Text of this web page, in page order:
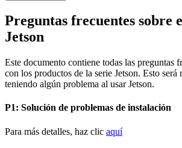
Preguntas frecuentes sobre
Jetson
Este documento contiene todas las preguntas
con los productos de la serie Jetson. Esto será
teniendo algún problema al usar Jetson.
P1: Solución de problemas de instalación
Para más detalles, haz clic aquí